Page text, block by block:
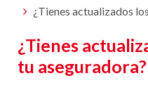
¿Tienes actualizados
¿Tienes
tu aseguradora?